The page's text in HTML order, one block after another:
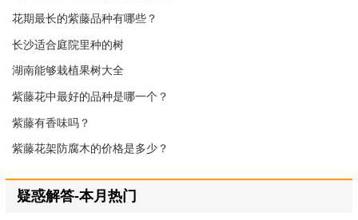
花期最长的紫藤品种有哪些？
长沙适合庭院里种的树
湖南能够栽植果树大全
紫藤花中最好的品种是哪一个？
紫藤有香味吗？
紫藤花架防腐木的价格是多少？
疑惑解答-本月热门